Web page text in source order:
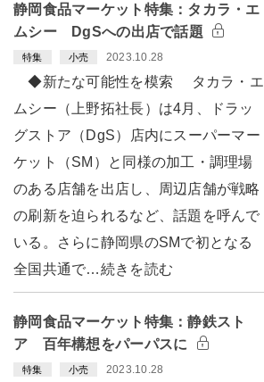
静岡食品マーケット特集：タカラ・エ
ムシー DgSへの出店で話題
特集 小売 2023.10.28
◆新たな可能性を模索 タカラ・エ
ムシー（上野拓社長）は4月、ドラッ
グストア（DgS）店内にスーパーマー
ケット（SM）と同様の加工・調理場
のある店舗を出店し、周辺店舗が戦略
の刷新を迫られるなど、話題を呼んで
いる。さらに静岡県のSMで初となる
全国共通で…続きを読む
静岡食品マーケット特集：静鉄スト
ア 百年構想をパーパスに
特集 小売 2023.10.28